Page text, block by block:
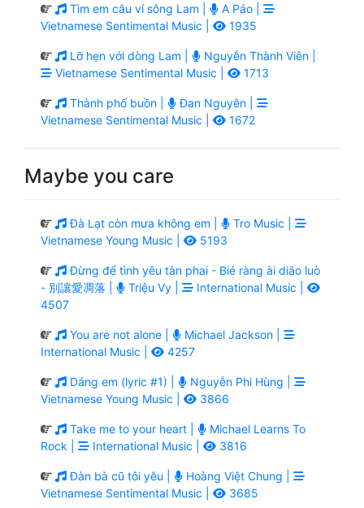
Tìm em câu ví sông Lam |
A Páo |
Vietnamese Sentimental Music |
1935
Lỡ hẹn với dòng Lam |
Nguyễn Thành Viên |
Vietnamese Sentimental Music |
1713
Thành phố buồn |
Đan Nguyên |
Vietnamese Sentimental Music |
1672
Maybe you care
Đà Lạt còn mưa không em |
Tro Music |
Vietnamese Young Music |
5193
Đừng để tình yêu tàn phai - Bié ràng ài diāo luò
- 別讓愛凋落 |
Triệu Vy |
International Music |
4507
You are not alone |
Michael Jackson |
International Music |
4257
Dáng em (lyric #1) |
Nguyễn Phi Hùng |
Vietnamese Young Music |
3866
Take me to your heart |
Michael Learns To
Rock |
International Music | 3816
Đàn bà cũ tôi yêu |
Hoàng Việt Chung |
Vietnamese Sentimental Music |
3685